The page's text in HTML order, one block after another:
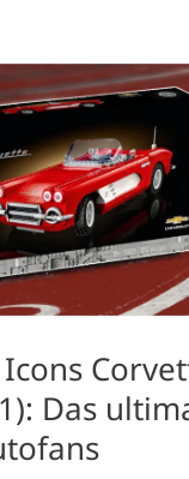
Icons
Das